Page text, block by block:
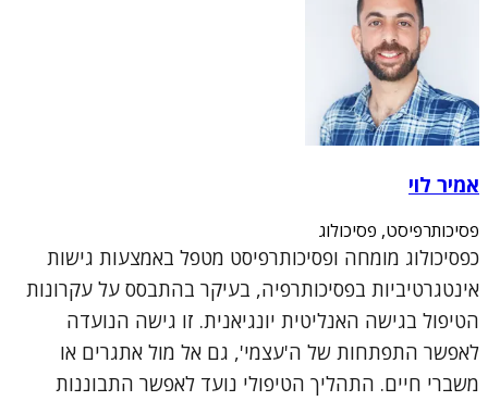
אמיר לוי
פסיכותרפיסט, פסיכולוג
כפסיכולוג מומחה ופסיכותרפיסט מטפל באמצעות גישות
אינטגרטיביות בפסיכותרפיה, בעיקר בהתבסס על עקרונות
הטיפול בגישה האנליטית יונגיאנית. זו גישה הנועדה
לאפשר התפתחות של ה'עצמי', גם אל מול אתגרים או
משברי חיים. התהליך הטיפולי נועד לאפשר התבוננות